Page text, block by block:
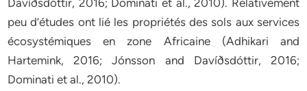
Davíðsdóttir, 2016; Dominati et al., 2010). Relativement
peu d’études ont lié les propriétés des sols aux services
écosystémiques en zone Africaine (Adhikari and
Hartemink, 2016; Jónsson and Davíðsdóttir, 2016;
Dominati et al., 2010).